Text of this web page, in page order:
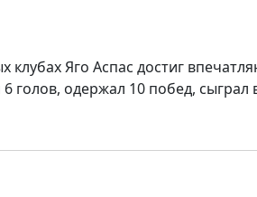
Яго Аспас достиг
голов, одержал 10 побед, сыграл